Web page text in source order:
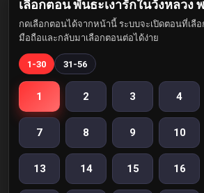
เลือกตอน พันธะเงารักในวังหลวง
กดเลือกตอนได้จากหน้านี้ ระบบจะเปิดตอนที่เลื
มือถือและกลับมาเลือกตอนต่อได้ง่าย
1-30 31-56
1 2 3 4
7 8 9 10
13 14 15 16